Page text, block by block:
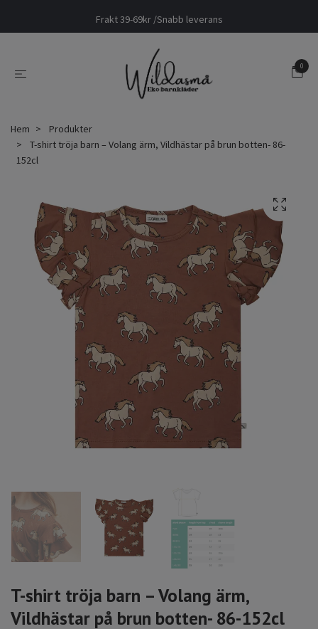
Frakt 39-69kr /Snabb leverans
0
Hem
Produkter
T-shirt tröja barn – Volang ärm, Vildhästar på brun botten- 86-
152cl
T-shirt tröja barn – Volang ärm,
Vildhästar på brun botten- 86-152cl